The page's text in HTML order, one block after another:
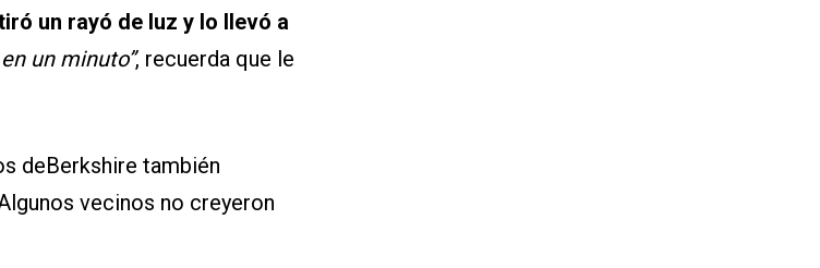
un rayó de luz y lo llevó a
un minuto”, recuerda que le
deBerkshire también
vecinos no creyeron